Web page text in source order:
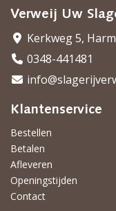
Verweij Uw
Kerkweg 5,
0348-441481
Klantenservice
Bestellen
Betalen
Afleveren
Openingstijden
Contact